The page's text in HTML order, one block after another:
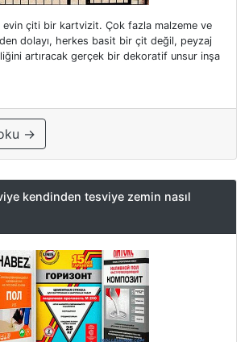
evin çiti bir kartvizit. Çok fazla malzeme ve
dolayı, herkes basit bir çit değil, peyzaj
artıracak gerçek bir dekoratif unsur inşa
→
kendinden tesviye zemin nasıl